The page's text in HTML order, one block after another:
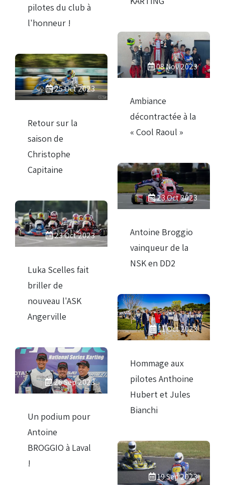
pilotes du club à
l'honneur !
08 Nov 2023
Ambiance
décontractée à la
« Cool Raoul »
25 Oct 2023
Retour sur la
saison de
Christophe
Capitaine
23 Oct 2023
Antoine Broggio
vainqueur de la
NSK en DD2
23 Oct 2023
Luka Scelles fait
briller de
nouveau l'ASK
Angerville
11 Oct 2023
Hommage aux
pilotes Anthoine
Hubert et Jules
Bianchi
26 Sep 2023
Un podium pour
Antoine
BROGGIO à Laval
!
19 Sep 2023